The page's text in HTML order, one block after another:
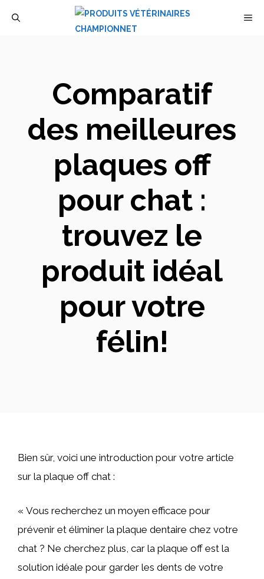
Comparatif
des meilleures
plaques off
pour chat :
trouvez le
produit idéal
pour votre
félin!
Bien sûr, voici une introduction pour votre article
sur la plaque off chat :
« Vous recherchez un moyen efficace pour
prévenir et éliminer la plaque dentaire chez votre
chat ? Ne cherchez plus, car la plaque off est la
solution idéale pour garder les dents de votre